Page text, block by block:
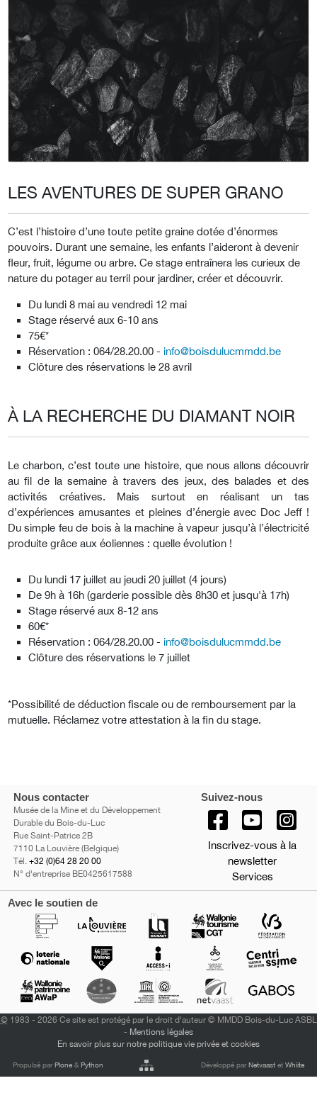
LES AVENTURES DE SUPER GRANO
C’est l’histoire d’une toute petite graine dotée d’énormes
pouvoirs. Durant une semaine, les enfants l’aideront à devenir
fleur, fruit, légume ou arbre. Ce stage entraînera les curieux de
nature du potager au terril pour jardiner, créer et découvrir.
Du lundi 8 mai au vendredi 12 mai
Stage réservé aux 6-10 ans
75€*
Réservation : 064/28.20.00 - info@boisdulucmmdd.be
Clôture des réservations le 28 avril
À LA RECHERCHE DU DIAMANT NOIR
Le charbon, c’est toute une histoire, que nous allons découvrir
au fil de la semaine à travers des jeux, des balades et des
activités créatives. Mais surtout en réalisant un tas
d’expériences amusantes et pleines d’énergie avec Doc Jeff !
Du simple feu de bois à la machine à vapeur jusqu’à l’électricité
produite grâce aux éoliennes : quelle évolution !
Du lundi 17 juillet au jeudi 20 juillet (4 jours)
De 9h à 16h (garderie possible dès 8h30 et jusqu'à 17h)
Stage réservé aux 8-12 ans
60€*
Réservation : 064/28.20.00 - info@boisdulucmmdd.be
Clôture des réservations le 7 juillet
*Possibilité de déduction fiscale ou de remboursement par la
mutuelle. Réclamez votre attestation à la fin du stage.
Nous contacter
Musée de la Mine et du Développement
Durable du Bois-du-Luc
Rue Saint-Patrice 2B
7110 La Louvière (Belgique)
Tél. +32 (0)64 28 20 00
N° d'entreprise BE0425617588
Suivez-nous
Inscrivez-vous à la
newsletter
Services
Avec le soutien de
©1983 - 2026 Ce site est protégé par le droit d'auteur © MMDD Bois-du-Luc ASBL
- Mentions légales
En savoir plus sur notre politique vie privée et cookies
Propulsé parPlone &Python Développé parNetvaastet Whiite